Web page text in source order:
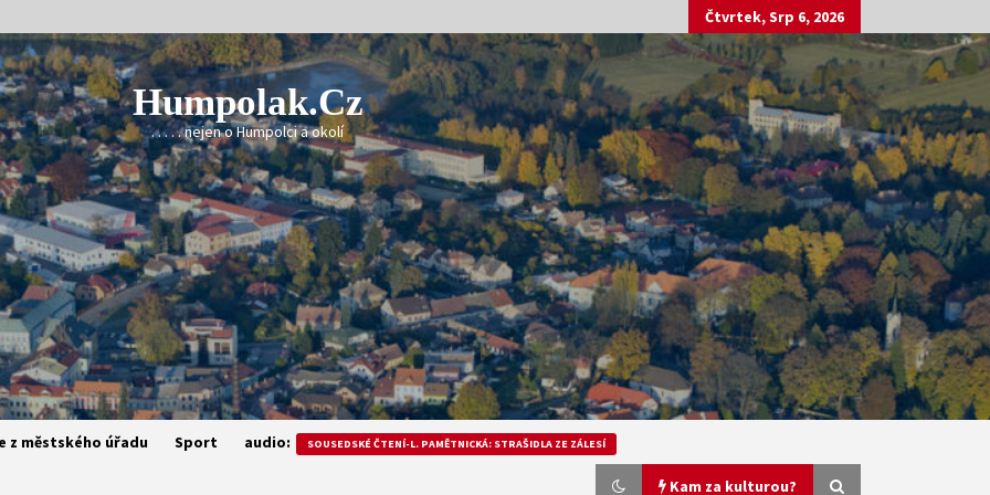
Čtvrtek, Srp 6, 2026
Humpolak.cz
. . . . . nejen o Humpolci a okolí
z městského úřadu Sport audio: SOUSEDSKÉ ČTENÍ-L. PAMĚTNICKÁ: STRAŠIDLA ZE ZÁLESÍ
Kam za kulturou?